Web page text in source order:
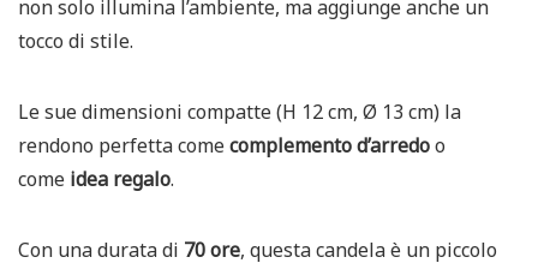
non solo illumina l’ambiente, ma aggiunge anche un
tocco di stile.
Le sue dimensioni compatte (H 12 cm, Ø 13 cm) la
rendono perfetta comecomplemento d’arredoo
come idea regalo.
Con una durata di 70 ore, questa candela è un piccolo